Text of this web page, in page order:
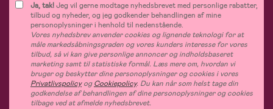
Ja, tak!Jeg vil gerne modtage nyhedsbrevet med personlige rabatter,
tilbud og nyheder, og jeg godkender behandlingen af mine
personoplysninger i henhold til nedenstående.
Vores nyhedsbrev anvender cookies og lignende teknologi for at
måle markedsåbningsgraden og vores kunders interesse for vores
tilbud, så vi kan give personlige annoncer og indholdsbaseret
marketing samt til statistiske formål. Læs mere om, hvordan vi
bruger og beskytter dine personoplysninger og cookies i vores
PrivatlivspolicyogCookiepolicy. Du kan når som helst tage din
godkendelse af behandlingen af dine personoplysninger og cookies
tilbage ved at afmelde nyhedsbrevet.